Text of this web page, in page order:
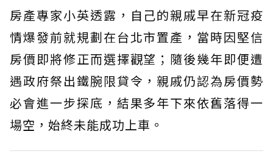
房產專家小英透露，自己的親戚早在新冠疫
情爆發前就規劃在台北市置產，當時因堅信
房價即將修正而選擇觀望；隨後幾年即便遭
遇政府祭出鐵腕限貸令，親戚仍認為房價勢
必會進一步探底，結果多年下來依舊落得一
場空，始終未能成功上車。